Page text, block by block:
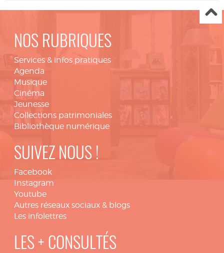
NOS RUBRIQUES
Services & infos pratiques
Agenda
Musique
Cinéma
Jeunesse
Collections patrimoniales
Bibliothèque numérique
SUIVEZ NOUS !
Facebook
Instagram
Youtube
Autres réseaux sociaux & blogs
Les infolettres
LES + CONSULTÉS